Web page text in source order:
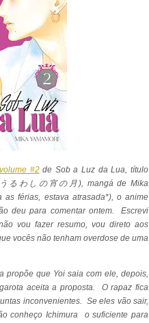
volume #2de Sob a Luz da Lua, título
るわしの宵の月), mangá de Mika
férias, estava atrasada*), o anime
deu para comentar ontem. Escrevi
vou fazer resumo, vou direto aos
vocês não tenham overdose de uma
propõe que Yoi saia com ele, depois,
aceita a proposta. O rapaz fica
inconvenientes. Se eles vão sair,
conheço Ichimura o suficiente para